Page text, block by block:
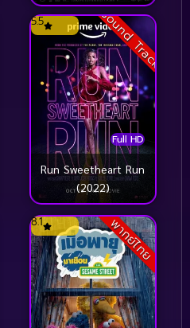
(12)
ต
ปะการต่อสู้)(28)
(1)
(5)
(30)
(4)
Sound Track
Full HD
5.5
Run Sweetheart Run
(2022)
พากย์ไทย
8.1